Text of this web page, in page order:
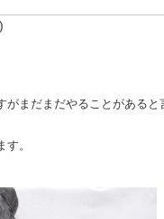
)
がまだまだやることがあると
。